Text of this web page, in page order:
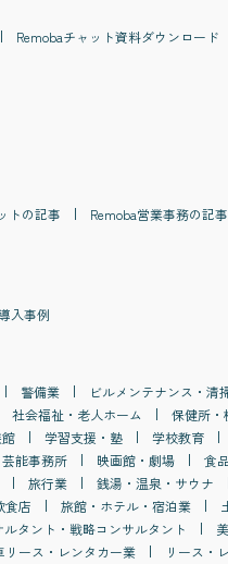
Remobaチャット資料ダウンロード
トの記事 Remoba営業事務の記事
入事例
警備業 ビルメンテナンス・清
社会福祉・老人ホーム 保健所・
学習支援・塾 学校教育
能事務所 映画館・劇場 食
旅行業 銭湯・温泉・サウナ
食店 旅館・ホテル・宿泊業
ルタント・戦略コンサルタント
リース・レンタカー業 リース・